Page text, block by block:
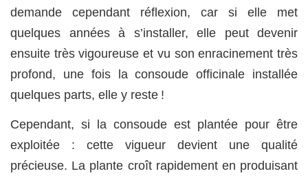
demande cependant réflexion, car si elle met
quelques années à s’installer, elle peut devenir
ensuite très vigoureuse et vu son enracinement très
profond, une fois la consoude officinale installée
quelques parts, elle y reste !
Cependant, si la consoude est plantée pour être
exploitée : cette vigueur devient une qualité
précieuse. La plante croît rapidement en produisant